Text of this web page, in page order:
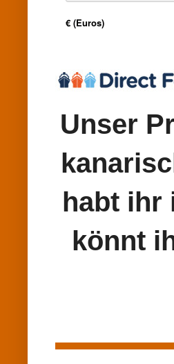
Unser
habt ihr
könnt